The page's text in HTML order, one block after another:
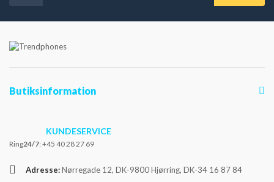
Butiksinformation
KUNDESERVICE
Ring24/7: +45 40 28 27 69
Adresse:Nørregade 12, DK-9800 Hjørring, DK-34 16 87 84